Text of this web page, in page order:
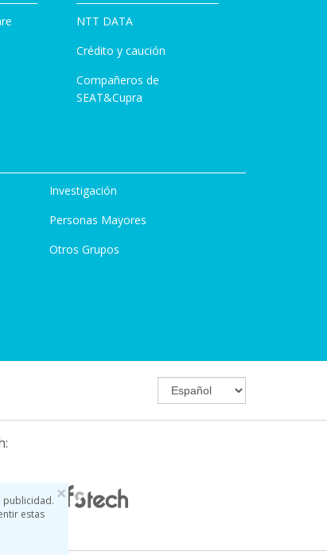
×
publicidad.
estas
NTT DATA
Crédito y caución
Compañeros de
SEAT&Cupra
Investigación
Personas Mayores
Otros Grupos